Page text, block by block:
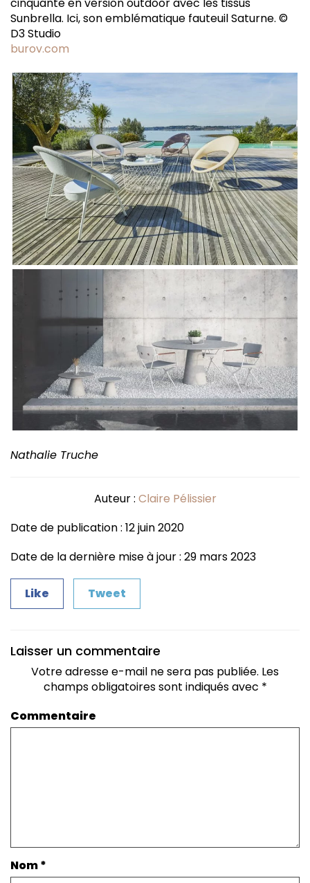
Sunbrella. Ici, son emblématique fauteuil Saturne. ©
D3 Studio
burov.com
Nathalie Truche
Auteur : Claire Pélissier
Date de publication : 12 juin 2020
Date de la dernière mise à jour : 29 mars 2023
Like Tweet
Laisser un commentaire
Votre adresse e-mail ne sera pas publiée. Les
champs obligatoires sont indiqués avec *
Commentaire
Nom*